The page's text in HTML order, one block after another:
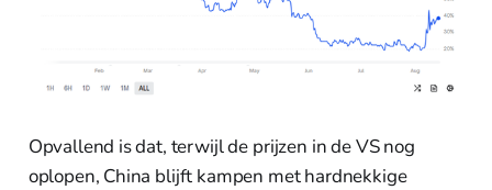
Opvallend is dat, terwijl de prijzen in de VS nog
oplopen, China blijft kampen met hardnekkige